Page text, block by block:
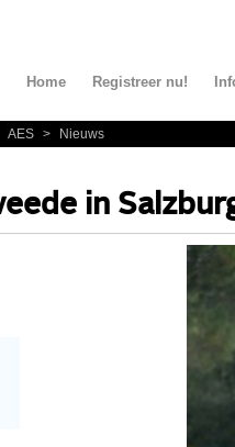
Home Registreer nu!
AES > Nieuws
in